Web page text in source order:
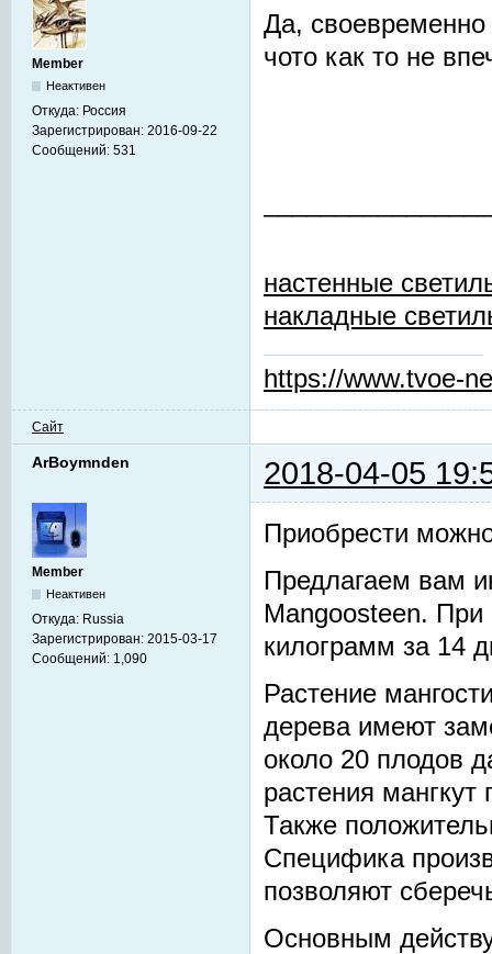
Member
Неактивен
Откуда: Россия
Зарегистрирован: 2016-09-22
Сообщений: 531
Да, своевременно
чото как то не
настенные
накладные
https://www.tvoe-
Сайт
ArBoymnden 2018-04-05
Member
Неактивен
Откуда: Russia
Зарегистрирован: 2015-03-17
Сообщений: 1,090
Приобрести
Предлагаем вам
Mangoosteen.
килограмм за 14
Растение
дерева имеют
около 20 плодов
растения
Также
Специфика
позволяют
Основным